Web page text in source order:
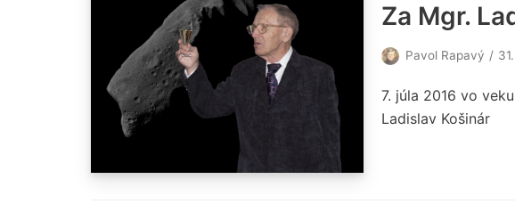
Za Mgr.
Pavol Rapavý
7. júla 2016 vo
Ladislav Košinár